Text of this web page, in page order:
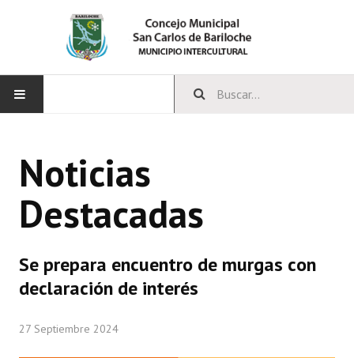
CONCEJO
Bloques Políticos
Comisiones Permanentes
Concejales Mandato Cumplido
Noticias
Destacadas
Se prepara encuentro de murgas con
declaración de interés
27 Septiembre 2024